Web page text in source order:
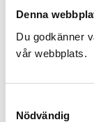
Denna
Du godkänner
vår webbplats.
Nödvändig